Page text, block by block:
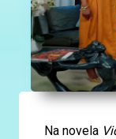
Na novela